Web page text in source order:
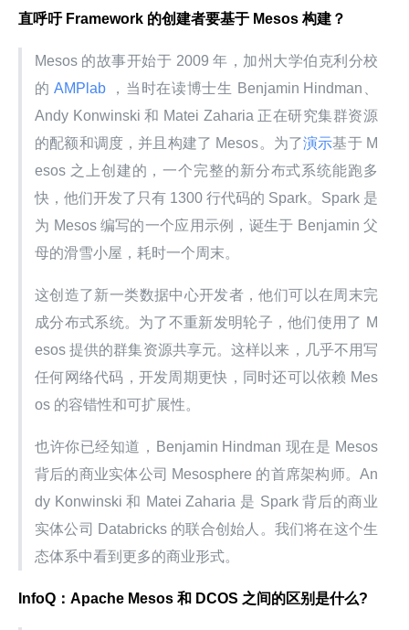
直呼吁 Framework 的创建者要基于 Mesos 构建？
Mesos 的故事开始于 2009 年，加州大学伯克利分校
的 AMPlab
，当时在读博士生 Benjamin Hindman、
Andy Konwinski 和 Matei Zaharia 正在研究集群资源
的配额和调度，并且构建了 Mesos。为了演示基于 M
esos 之上创建的，一个完整的新分布式系统能跑多
快，他们开发了只有 1300 行代码的 Spark。Spark 是
为 Mesos 编写的一个应用示例，诞生于 Benjamin 父
母的滑雪小屋，耗时一个周末。
这创造了新一类数据中心开发者，他们可以在周末完
成分布式系统。为了不重新发明轮子，他们使用了 M
esos 提供的群集资源共享元。这样以来，几乎不用写
任何网络代码，开发周期更快，同时还可以依赖 Mes
os 的容错性和可扩展性。
也许你已经知道，Benjamin Hindman 现在是 Mesos
背后的商业实体公司 Mesosphere 的首席架构师。An
dy Konwinski 和 Matei Zaharia 是 Spark 背后的商业
实体公司 Databricks 的联合创始人。我们将在这个生
态体系中看到更多的商业形式。
InfoQ：Apache Mesos 和 DCOS 之间的区别是什么?